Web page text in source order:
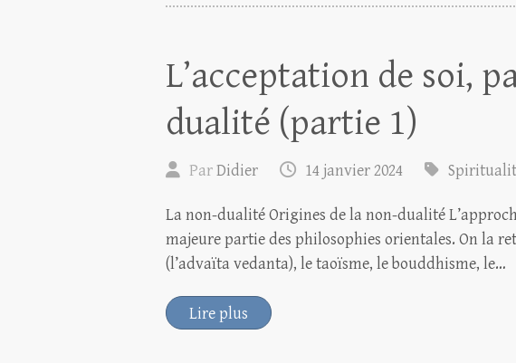
L’acceptation de soi,
dualité (partie 1)
ParDidier 14 janvier 2024
La non-dualité Origines de la non-dualité
majeure partie des philosophies orientales. On la
(l’advaïta vedanta), le taoïsme, le bouddhisme, le…
Lire plus